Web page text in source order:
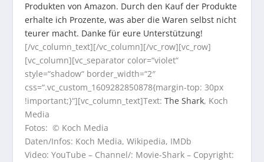
Produkten von Amazon. Durch den Kauf der Produkte
erhalte ich Prozente, was aber die Waren selbst nicht
teurer macht. Danke für eure Unterstützung!
[/vc_column_text][/vc_column][/vc_row][vc_row]
[vc_column][vc_separator color=“violet“
style=“shadow“ border_width=“2″
css=“.vc_custom_1609282850878{margin-top: 30px
!important;}“][vc_column_text]Text:The Shark, Koch
Media
Fotos: © Koch Media
Daten/Infos: Koch Media, Wikipedia, IMDb
Video: YouTube – Channel/: Movie-Shark – Copyright: